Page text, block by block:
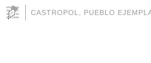
CASTROPOL, PUEBLO